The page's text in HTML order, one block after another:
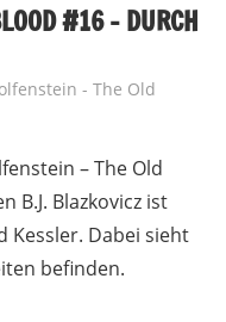
#16 – DURCH
- The Old
– The Old
B.J. Blazkovicz ist
Kessler. Dabei sieht
befinden.